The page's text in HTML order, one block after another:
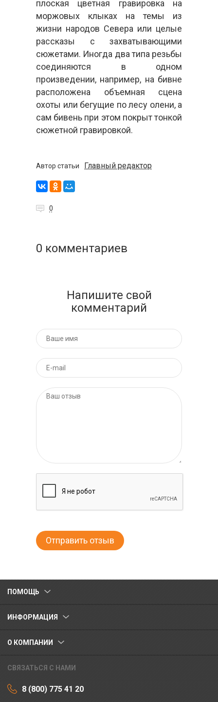
плоская цветная гравировка на
моржовых клыках на темы из
жизни народов Севера или целые
рассказы с захватывающими
сюжетами. Иногда два типа резьбы
соединяются в одном
произведении, например, на бивне
расположена объемная сцена
охоты или бегущие по лесу олени, а
сам бивень при этом покрыт тонкой
сюжетной гравировкой.
Автор статьи Главный редактор
0
0 комментариев
Напишите свой
комментарий
ПОМОЩЬ
ИНФОРМАЦИЯ
О КОМПАНИИ
СВЯЗАТЬСЯ С НАМИ
8 (800) 775 41 20